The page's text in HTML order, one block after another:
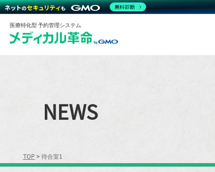
医療特化型 予約管理システム
NEWS
TOP > 待合室1
無料診断